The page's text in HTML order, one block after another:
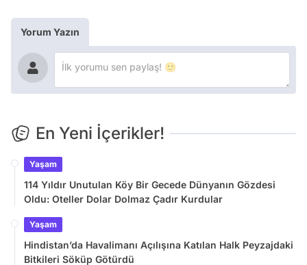
Yorum Yazın
En Yeni İçerikler!
Yaşam
114 Yıldır Unutulan Köy Bir Gecede Dünyanın Gözdesi
Oldu: Oteller Dolar Dolmaz Çadır Kurdular
Yaşam
Hindistan’da Havalimanı Açılışına Katılan Halk Peyzajdaki
Bitkileri Söküp Götürdü